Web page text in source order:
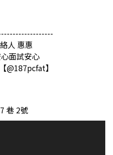
人 惠惠
面試安心
@187pcfat】
巷 2號